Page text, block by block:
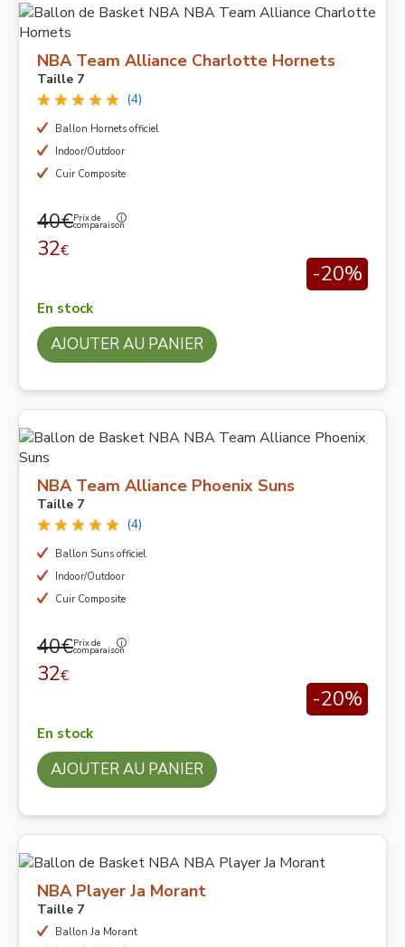
NBA Team Alliance Charlotte Hornets
Taille 7
(4)
Ballon Hornets officiel
Indoor/Outdoor
Cuir Composite
40€Prix de
comparaison
32€
-20%
En stock
AJOUTER AU PANIER
NBA Team Alliance Phoenix Suns
Taille 7
(4)
Ballon Suns officiel
Indoor/Outdoor
Cuir Composite
40€Prix de
comparaison
32€
-20%
En stock
AJOUTER AU PANIER
NBA Player Ja Morant
Taille 7
Ballon Ja Morant